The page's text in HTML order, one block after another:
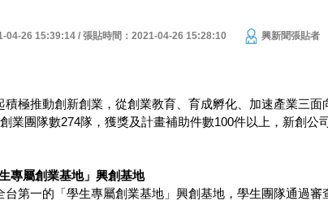
04-26 15:39:14 / 張貼時間：2021-04-26 15:28:10 興新聞張貼者
積極推動創新創業，從創業教育、育成孵化、加速產業三
業團隊數274隊，獲獎及計畫補助件數100件以上，新創
專屬創業基地」興創基地
台第一的「學生專屬創業基地」興創基地，學生團隊通過